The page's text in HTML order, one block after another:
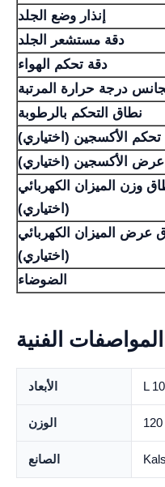
إنذار وضع الجلد
دقة مستشعر الجلد
دقة تحكم الهواء
درجة حرارة المرتبة
نطاق التحكم بالرطوبة
الأكسجين (اختياري)
الأكسجين (اختياري)
وزن الميزان الكهربائي
(اختياري)
عرض الميزان الكهربائي
(اختياري)
الضوضاء
المواصفات الفنية
الأبعاد L
الوزن
الصانع